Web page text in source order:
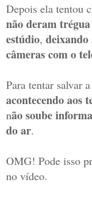
Depois ela tentou
não deram
estúdio, deixando
câmeras com o
Para tentar salvar
acontecendo aos
não soube
do ar.
OMG! Pode isso
no vídeo.